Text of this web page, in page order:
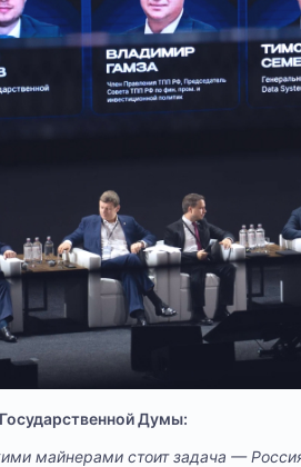
Думы:
майнерами стоит задача —